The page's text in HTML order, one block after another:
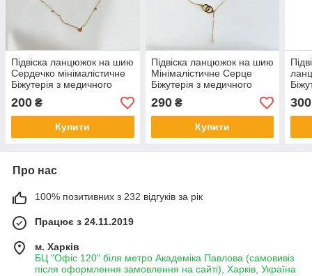
Підвіска ланцюжок на шию
Сердечко мінімалістичне
Біжутерія з медичного
золота Гіпоалергенні
прикраси
200 ₴
Купити
Підвіска ланцюжок на шию
Мінімалістичне Серце
Біжутерія з медичного
золота Гіпоалергенні
прикраси
290₴
Купити
300
Про нас
100% позитивних з 232 відгуків за рік
Працює з 24.11.2019
м. Харків
БЦ "Офіс 120" біля метро Академіка Павлова (самовивіз
після оформлення замовлення на сайті), Харків, Україна